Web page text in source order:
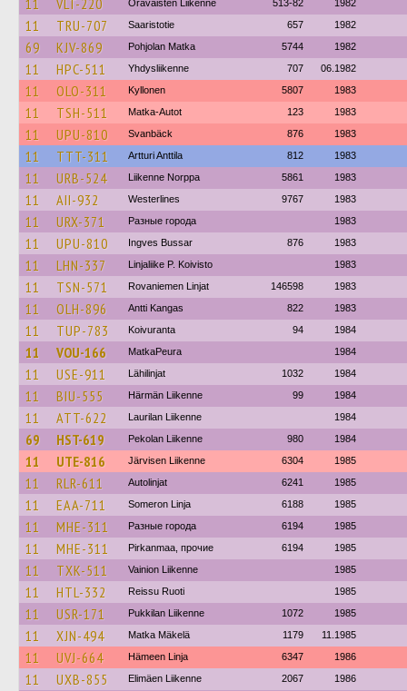
11 VLT-220 Oravaisten Liikenne 513-82 1982
11 TRU-707 Saaristotie 657 1982
69 KJV-869 Pohjolan Matka 5744 1982
11 HPC-511 Yhdysliikenne 707 06.1982
11 OLO-311 Kyllonen 5807 1983
11 TSH-511 Matka-Autot 123 1983
11 UPU-810 Svanbäck 876 1983
11 TTT-311 Artturi Anttila 812 1983
11 URB-524 Liikenne Norppa 5861 1983
11 AII-932 Westerlines 9767 1983
11 URX-371 Разные города 1983
11 UPU-810 Ingves Bussar 876 1983
11 LHN-337 Linjaliike P. Koivisto 1983
11 TSN-571 Rovaniemen Linjat 146598 1983
11 OLH-896 Antti Kangas 822 1983
11 TUP-783 Koivuranta 94 1984
11 VOU-166 MatkaPeura 1984
11 USE-911 Lähilinjat 1032 1984
11 BIU-555 Härmän Liikenne 99 1984
11 ATT-622 Laurilan Liikenne 1984
69 HST-619 Pekolan Liikenne 980 1984
11 UTE-816 Järvisen Liikenne 6304 1985
11 RLR-611 Autolinjat 6241 1985
11 EAA-711 Someron Linja 6188 1985
11 MHE-311 Разные города 6194 1985
11 MHE-311 Pirkanmaa, прочие 6194 1985
11 TXK-511 Vainion Liikenne 1985
11 HTL-332 Reissu Ruoti 1985
11 USR-171 Pukkilan Liikenne 1072 1985
11 XJN-494 Matka Mäkelä 1179 11.1985
11 UVJ-664 Hämeen Linja 6347 1986
11 UXB-855 Elimäen Liikenne 2067 1986